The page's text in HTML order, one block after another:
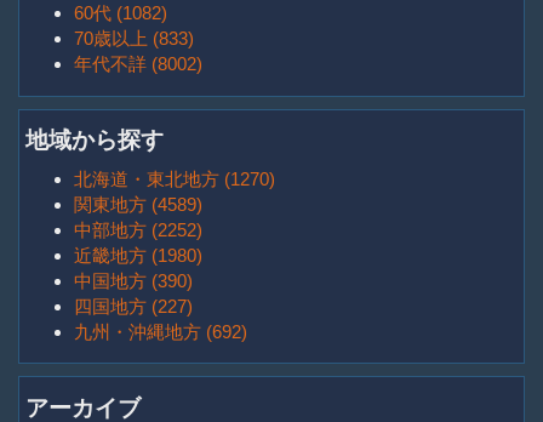
60代 (1082)
70歳以上 (833)
年代不詳 (8002)
地域から探す
北海道・東北地方 (1270)
関東地方 (4589)
中部地方 (2252)
近畿地方 (1980)
中国地方 (390)
四国地方 (227)
九州・沖縄地方 (692)
アーカイブ